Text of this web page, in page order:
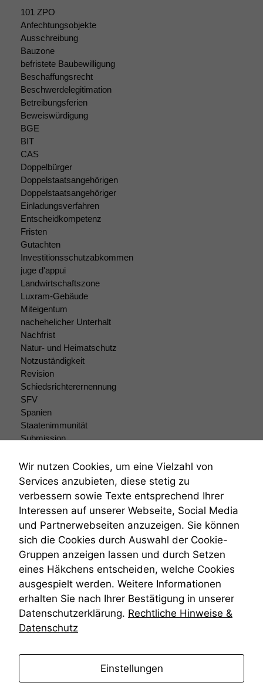
101 ZPO
Anfechtungsobjekte
Ausschreibung
Bauzone
befristete Baubewilligung
Beschaffungsrecht
Beschwerdelegitimation
Betreibungsferien
Beweiswürdigung
BGE
BIT
CAS
Doppelbürger
Doppelstaatsangehörigen
Doppelstaatsangehöriger
Einladungsverfahren
Entscheidkompetenz
Fristen
Gutachten
Investitionsschutzabkommen
juge d'appui
Landwirtschaftszone
Luxram-Gebäude
Miteigentum
nachehelicher Unterhalt
Nachfrist
Natur- und Heimatschutz
Notzuständigkeit
Revision
Schiedsrichterernennung
SFV
Spanien
Staatenimmunität
Submission
Teilungsklage
Venezuela
VRK
Wiederherstellungsanordnung
Zivilprozessordnung
ZPO
Zustellfiktion
Zuständigkeit
Öffentliches Personalrecht
Öffentlichkeitsprinzip
Wir nutzen Cookies, um eine Vielzahl von
Services anzubieten, diese stetig zu
verbessern sowie Texte entsprechend Ihrer
Interessen auf unserer Webseite, Social Media
und Partnerwebseiten anzuzeigen. Sie können
sich die Cookies durch Auswahl der Cookie-
Gruppen anzeigen lassen und durch Setzen
eines Häkchens entscheiden, welche Cookies
ausgespielt werden. Weitere Informationen
erhalten Sie nach Ihrer Bestätigung in unserer
Datenschutzerklärung. Rechtliche Hinweise &
Datenschutz
Einstellungen
Funktionalität
Einige
Funktionen auf
dieser Website
sind optional.
Wenn Sie
diese Option
deaktivieren,
kann die
Website nicht
zu 100%
Marketing
Wir speichern